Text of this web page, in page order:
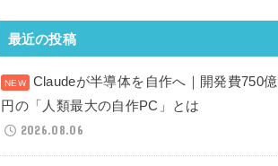
最近の投稿
Claudeが半導体を自作へ｜開発費750億
円の「人類最大の自作PC」とは
2026.08.06